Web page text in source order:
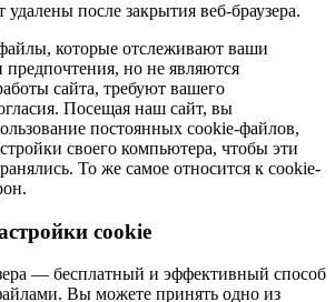
удалены после закрытия веб-браузера.
которые отслеживают ваши
но не являются
сайта, требуют вашего
Посещая наш сайт, вы
постоянных cookie-файлов,
своего компьютера, чтобы эти
То же самое относится к cookie-
cookie
— бесплатный и эффективный способ
Вы можете принять одно из